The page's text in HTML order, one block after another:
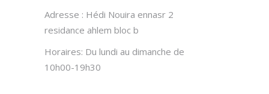
Adresse : Hédi Nouira ennasr 2
residance ahlem bloc b
Horaires: Du lundi au dimanche de
10h00-19h30